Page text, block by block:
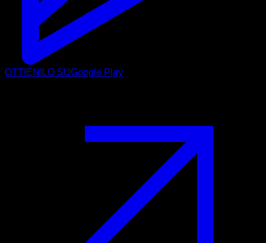
OTTIENILO SUGoogle Play